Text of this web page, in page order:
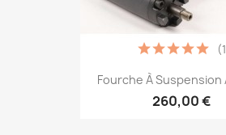
Fourche À Suspension
260,00 €